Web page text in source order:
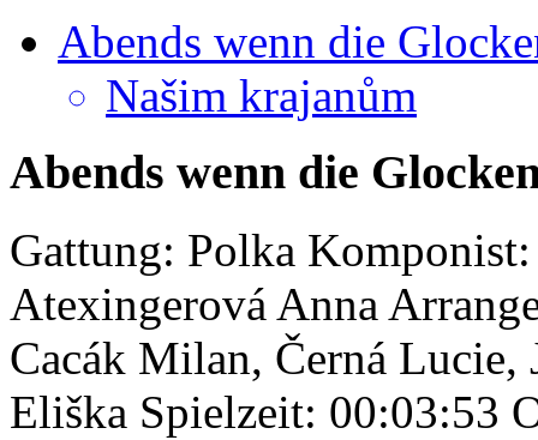
Abends wenn die
Našim krajanům
Abends wenn die
Gattung: Polka
Atexingerová Anna
Cacák Milan, Černá Lucie,
Eliška Spielzeit: 00:03:53